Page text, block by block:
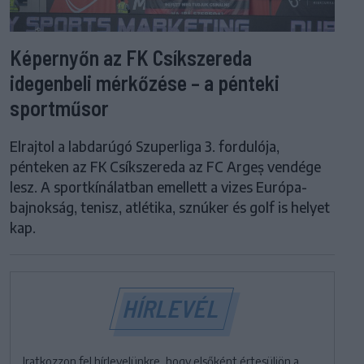
Képernyőn az FK Csíkszereda
idegenbeli mérkőzése – a pénteki
sportműsor
Elrajtol a labdarúgó Szuperliga 3. fordulója,
pénteken az FK Csíkszereda az FC Argeș vendége
lesz. A sportkínálatban emellett a vizes Európa-
bajnokság, tenisz, atlétika, sznúker és golf is helyet
kap.
HÍRLEVÉL